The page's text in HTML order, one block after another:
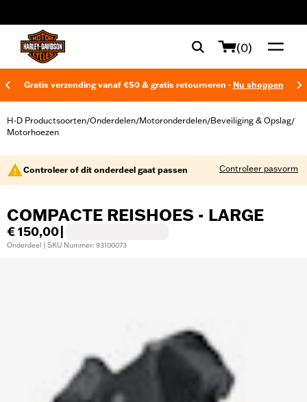
(0)
Gratis verzending vanaf €50 & gratis retourneren - Nu shoppen
H-D Productsoorten/Onderdelen/Motoronderdelen/Beveiliging & Opslag/
Motorhoezen
Controleer of dit onderdeel gaat passen Controleer pasvorm
COMPACTE REISHOES - LARGE
€ 150,00
Onderdeel | SKU Nummer: 93100073